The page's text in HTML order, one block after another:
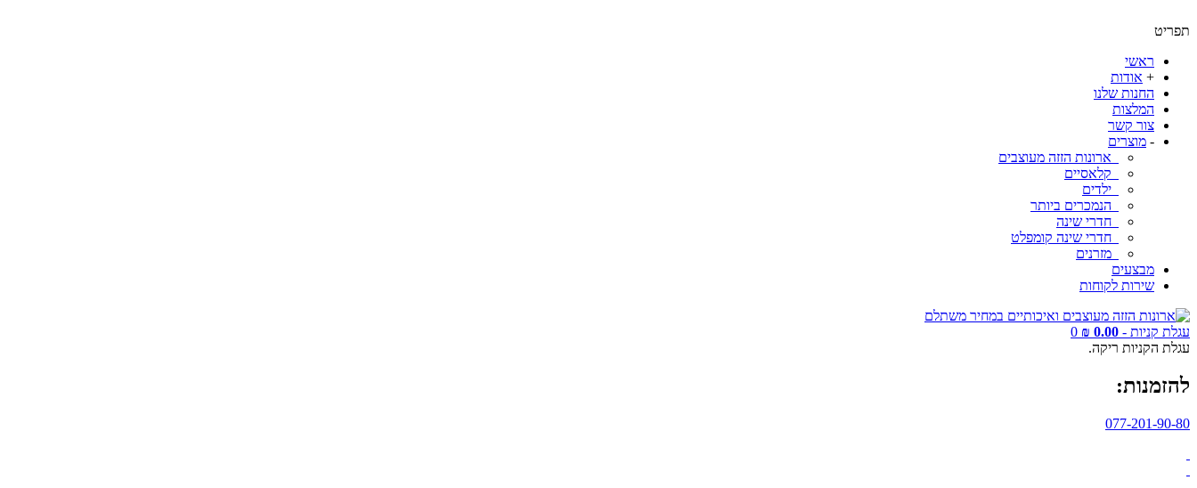
תפריט
ראשי
+ אודות
החנות שלנו
המלצות
צור קשר
- מוצרים
ארונות הזזה מעוצבים
קלאסיים
ילדים
הנמכרים ביותר
חדרי שינה
חדרי שינה קומפלט
מזרנים
מבצעים
שירות לקוחות
עגלת קניות - 0.00 ₪
0
עגלת הקניות ריקה.
להזמנות:
077-201-90-80